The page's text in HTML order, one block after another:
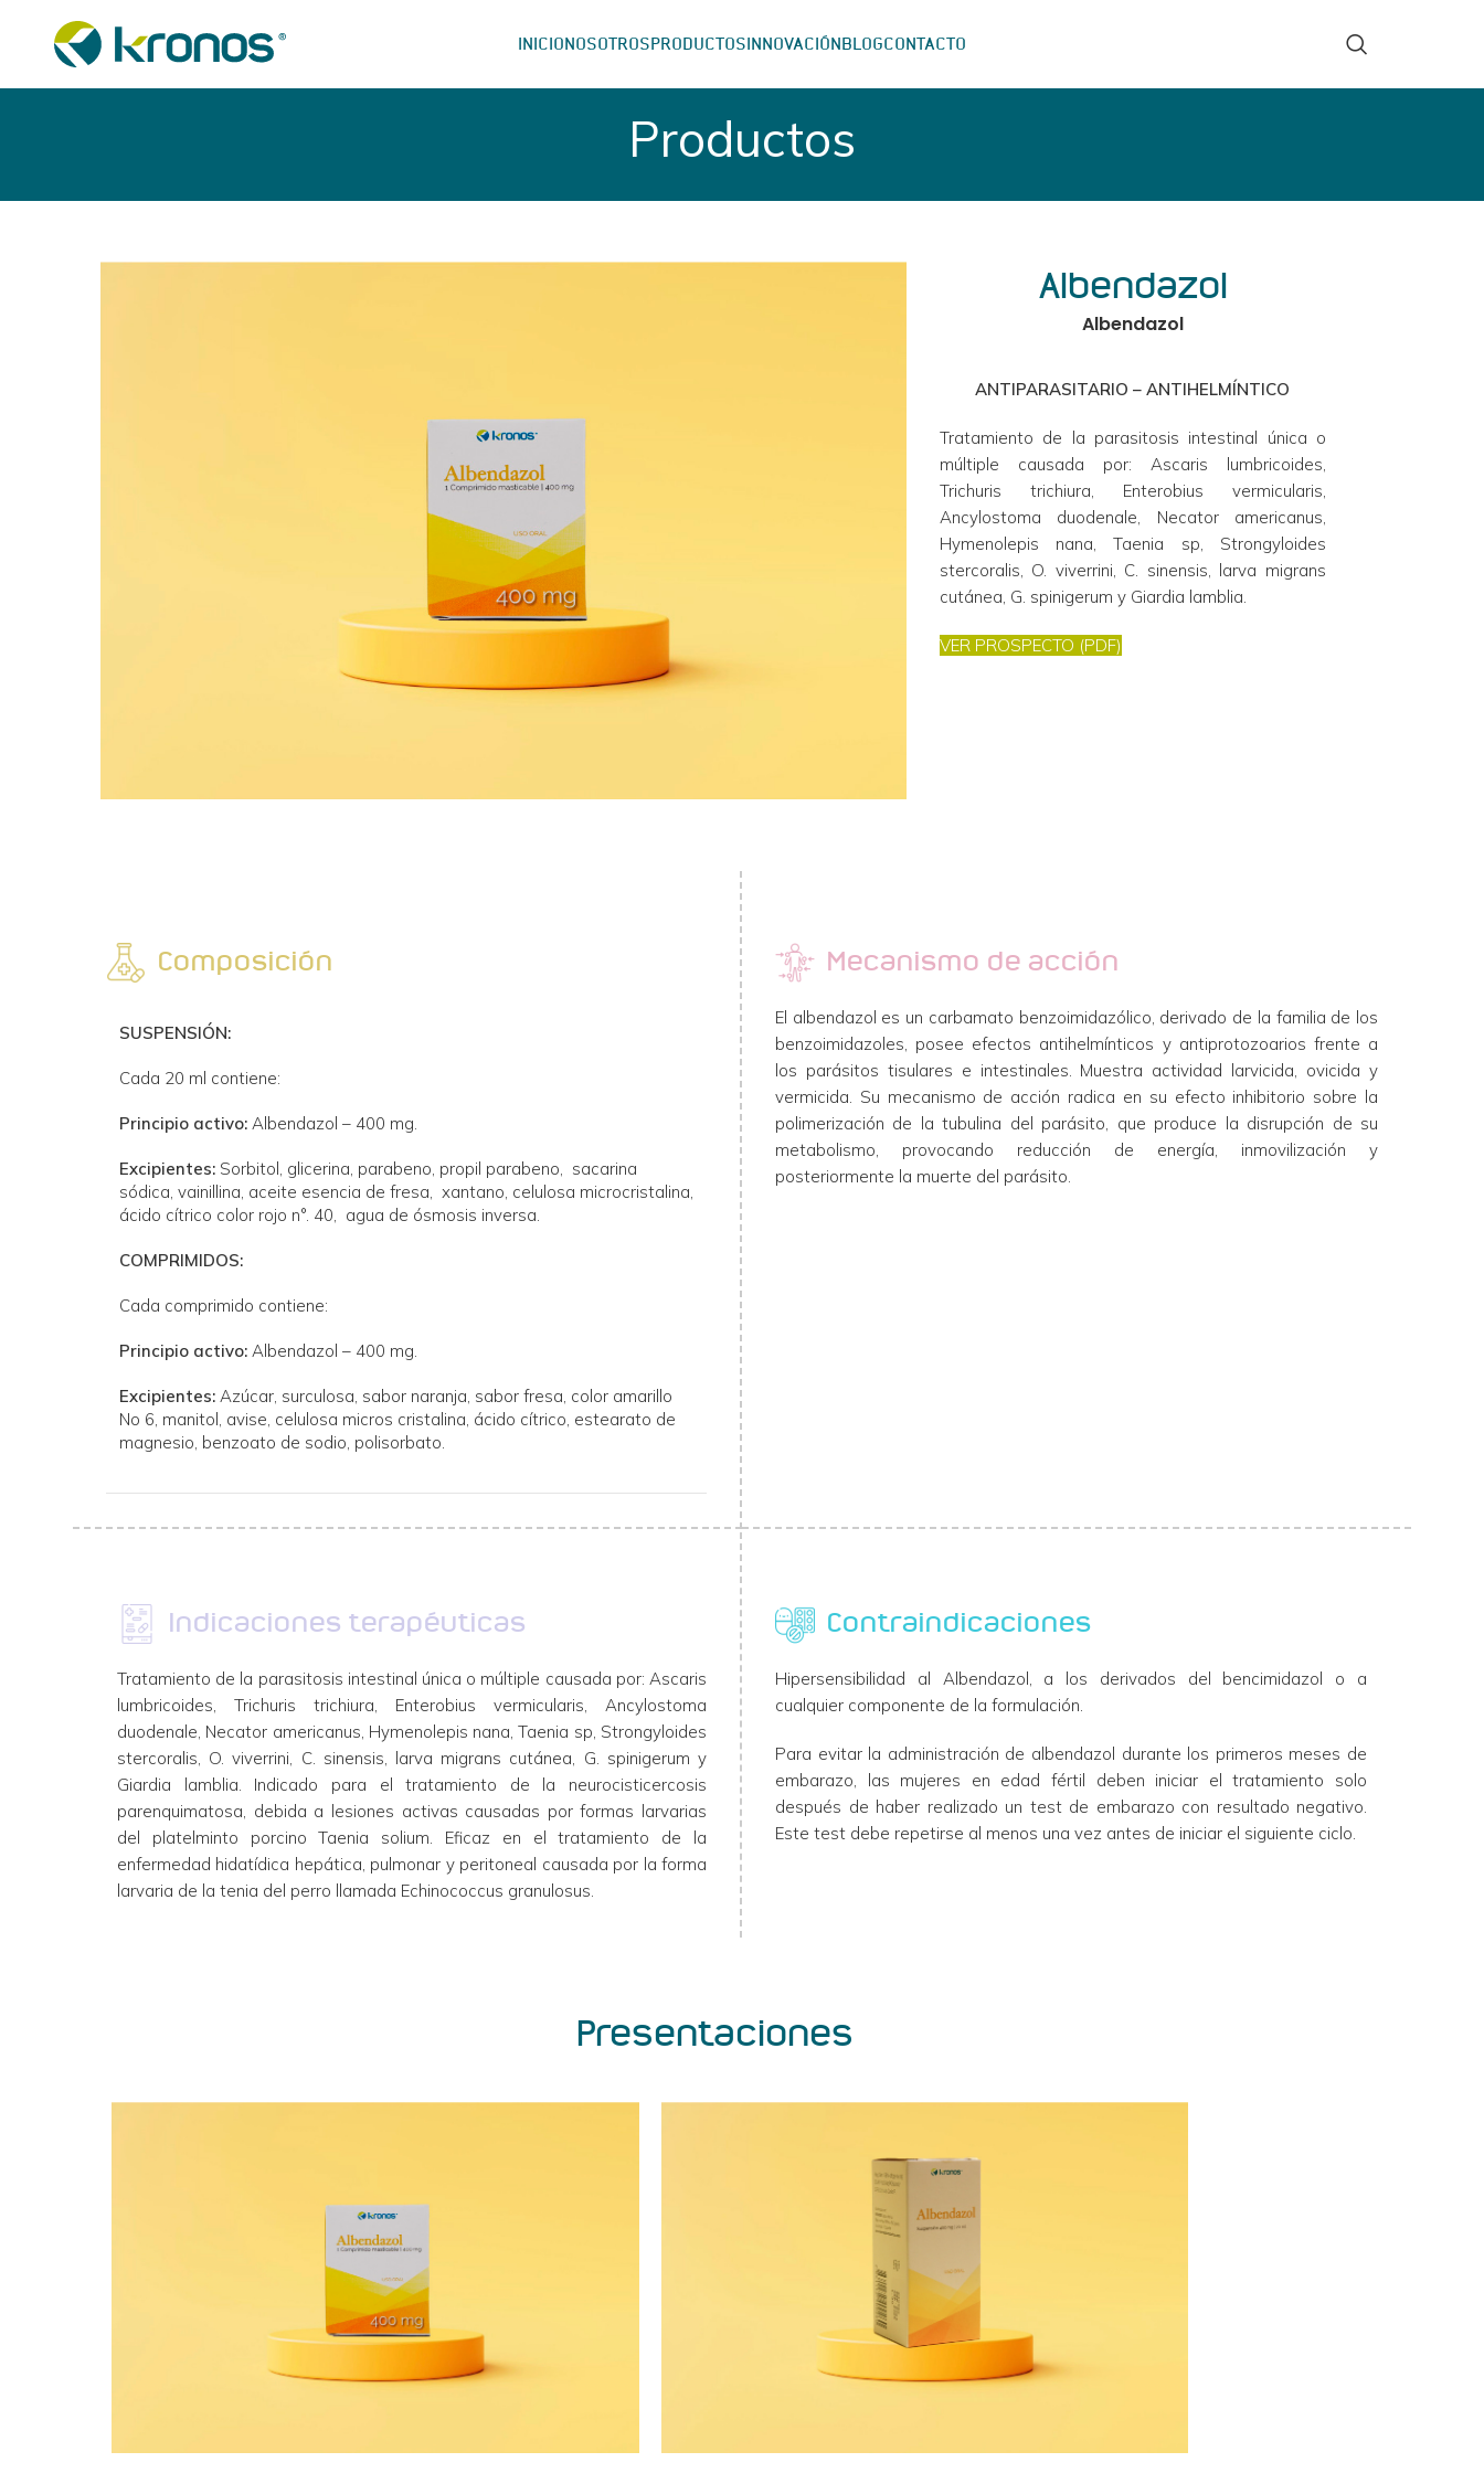
INICIONOSOTROSPRODUCTOSINNOVACIÓNBLOGCONTACTO
Productos
Albendazol
Albendazol
ANTIPARASITARIO – ANTIHELMÍNTICO
Tratamiento de la parasitosis intestinal única o
múltiple causada por: Ascaris lumbricoides,
Trichuris trichiura, Enterobius vermicularis,
Ancylostoma duodenale, Necator americanus,
Hymenolepis nana, Taenia sp, Strongyloides
stercoralis, O. viverrini, C. sinensis, larva migrans
cutánea, G. spinigerum y Giardia lamblia.
VER PROSPECTO (PDF)
Composición
SUSPENSIÓN:
Cada 20 ml contiene:
Principio activo: Albendazol – 400 mg.
Excipientes: Sorbitol, glicerina, parabeno, propil parabeno, sacarina
sódica, vainillina, aceite esencia de fresa, xantano, celulosa microcristalina,
ácido cítrico color rojo n°. 40, agua de ósmosis inversa.
COMPRIMIDOS:
Cada comprimido contiene:
Principio activo: Albendazol – 400 mg.
Excipientes: Azúcar, surculosa, sabor naranja, sabor fresa, color amarillo
No 6, manitol, avise, celulosa micros cristalina, ácido cítrico, estearato de
magnesio, benzoato de sodio, polisorbato.
Mecanismo de acción
El albendazol es un carbamato benzoimidazólico, derivado de la familia de los
benzoimidazoles, posee efectos antihelmínticos y antiprotozoarios frente a
los parásitos tisulares e intestinales. Muestra actividad larvicida, ovicida y
vermicida. Su mecanismo de acción radica en su efecto inhibitorio sobre la
polimerización de la tubulina del parásito, que produce la disrupción de su
metabolismo, provocando reducción de energía, inmovilización y
posteriormente la muerte del parásito.
Indicaciones terapéuticas
Tratamiento de la parasitosis intestinal única o múltiple causada por: Ascaris
lumbricoides, Trichuris trichiura, Enterobius vermicularis, Ancylostoma
duodenale, Necator americanus, Hymenolepis nana, Taenia sp, Strongyloides
stercoralis, O. viverrini, C. sinensis, larva migrans cutánea, G. spinigerum y
Giardia lamblia. Indicado para el tratamiento de la neurocisticercosis
parenquimatosa, debida a lesiones activas causadas por formas larvarias
del platelminto porcino Taenia solium. Eficaz en el tratamiento de la
enfermedad hidatídica hepática, pulmonar y peritoneal causada por la forma
larvaria de la tenia del perro llamada Echinococcus granulosus.
Contraindicaciones
Hipersensibilidad al Albendazol, a los derivados del bencimidazol o a
cualquier componente de la formulación.
Para evitar la administración de albendazol durante los primeros meses de
embarazo, las mujeres en edad fértil deben iniciar el tratamiento solo
después de haber realizado un test de embarazo con resultado negativo.
Este test debe repetirse al menos una vez antes de iniciar el siguiente ciclo.
Presentaciones